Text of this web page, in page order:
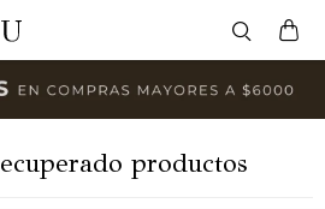
productos